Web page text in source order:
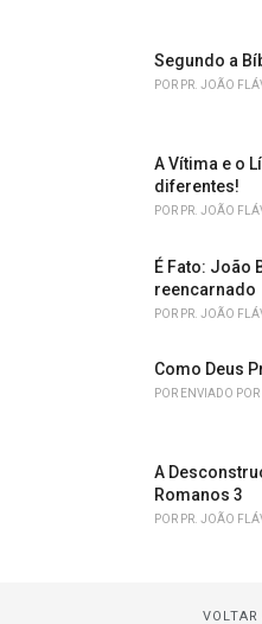
Segundo a
POR PR. JOÃO
A Vítima e o
diferentes!
POR PR. JOÃO
É Fato: João
reencarnado
POR PR. JOÃO
Como Deus
POR ENVIADO
A
Romanos 3
POR PR. JOÃO